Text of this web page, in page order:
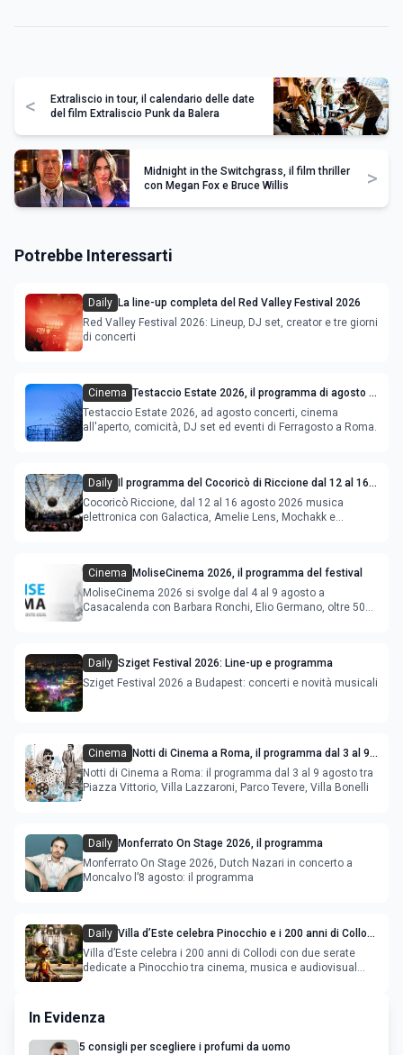
<
Extraliscio in tour, il calendario delle date
del film Extraliscio Punk da Balera
Midnight in the Switchgrass, il film thriller
con Megan Fox e Bruce Willis
>
Potrebbe Interessarti
Daily La line-up completa del Red Valley Festival 2026
Red Valley Festival 2026: Lineup, DJ set, creator e tre giorni
di concerti
Cinema Testaccio Estate 2026, il programma di agosto e
Ferragosto
Testaccio Estate 2026, ad agosto concerti, cinema
all'aperto, comicità, DJ set ed eventi di Ferragosto a Roma.
Daily
Il programma del Cocoricò di Riccione dal 12 al 16
agosto 2026
Cocoricò Riccione, dal 12 al 16 agosto 2026 musica
elettronica con Galactica, Amelie Lens, Mochakk e
Cinema
MoliseCinema 2026, il programma del festival
MoliseCinema 2026 si svolge dal 4 al 9 agosto a
Casacalenda con Barbara Ronchi, Elio Germano, oltre 50
Daily Sziget Festival 2026: Line-up e programma
Sziget Festival 2026 a Budapest: concerti e novità musicali
Cinema
Notti di Cinema a Roma, il programma dal 3 al 9
agosto
Notti di Cinema a Roma: il programma dal 3 al 9 agosto tra
Piazza Vittorio, Villa Lazzaroni, Parco Tevere, Villa Bonelli
Daily Monferrato On Stage 2026, il programma
Monferrato On Stage 2026, Dutch Nazari in concerto a
Moncalvo l’8 agosto: il programma
Daily Villa d’Este celebra Pinocchio e i 200 anni di Collodi
con cinema, musica e audiovisual mapping
Villa d’Este celebra i 200 anni di Collodi con due serate
dedicate a Pinocchio tra cinema, musica e audiovisual
In Evidenza
5 consigli per scegliere i profumi da uomo